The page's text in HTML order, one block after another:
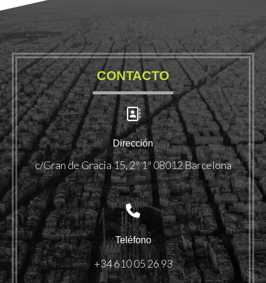
CONTACTO
Dirección
c/Gran de Gracia 15, 2º 1ª 08012 Barcelona
Teléfono
+34 610 05 26 93